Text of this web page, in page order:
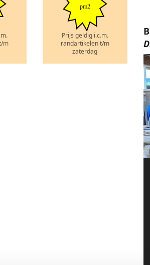
m
pm2
Prijs geldig i.c.m.
randartikelen t/m
zaterdag